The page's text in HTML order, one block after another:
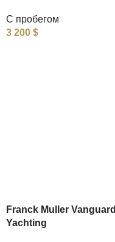
С пробегом
3 200 $
Franck Muller Vanguard
Yachting